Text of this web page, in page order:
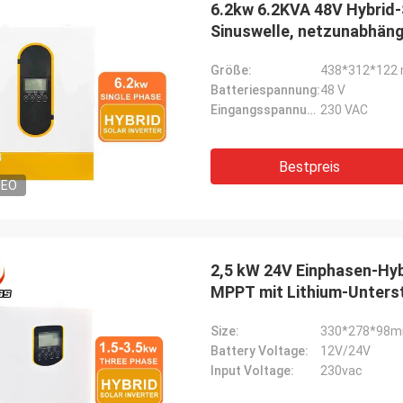
und HMIs wurde präzise
und mit erstaunlicher
versandt. Seit der
ist die Kommunikation
Steuerungssystems robuster.
beeindruckt von der Logistik und
Leistung dieser Komponenten.
problemloses Erlebnis.
Wir benötigten einen
Spindelmotor für eine
Testumgebung. Das
Gerät arbeitet
konstantes
Kosten. Hervorragend
Anwendungen.
6.2kw 6.2KVA 48V
Sinuswelle,
Größe:
438*312*122
Batteriespannung:48 V
Eingangsspannung: 230 VAC
Bestpreis
2,5 kW 24V Einphasen-
MPPT mit Lithium-
Size:
Battery Voltage:
12V/24V
Input Voltage:
230vac